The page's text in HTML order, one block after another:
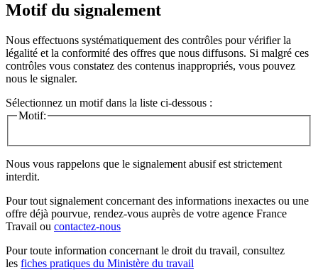
Motif du signalement
Nous effectuons systématiquement des contrôles pour vérifier la
légalité et la conformité des offres que nous diffusons. Si malgré ces
contrôles vous constatez des contenus inappropriés, vous pouvez
nous le signaler.
Sélectionnez un motif dans la liste ci-dessous :
Motif:
Nous vous rappelons que le signalement abusif est strictement
interdit.
Pour tout signalement concernant des informations inexactes ou une
offre déjà pourvue, rendez-vous auprès de votre agence France
Travail ou contactez-nous
Pour toute information concernant le droit du travail, consultez
les fiches pratiques du Ministère du travail